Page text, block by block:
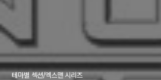
테마별 섹션/엑스맨 시리즈